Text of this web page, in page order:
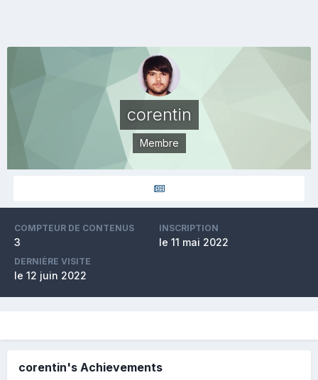
corentin
Membre
COMPTEUR DE CONTENUS
3
INSCRIPTION
le 11 mai 2022
DERNIÈRE VISITE
le 12 juin 2022
corentin's Achievements